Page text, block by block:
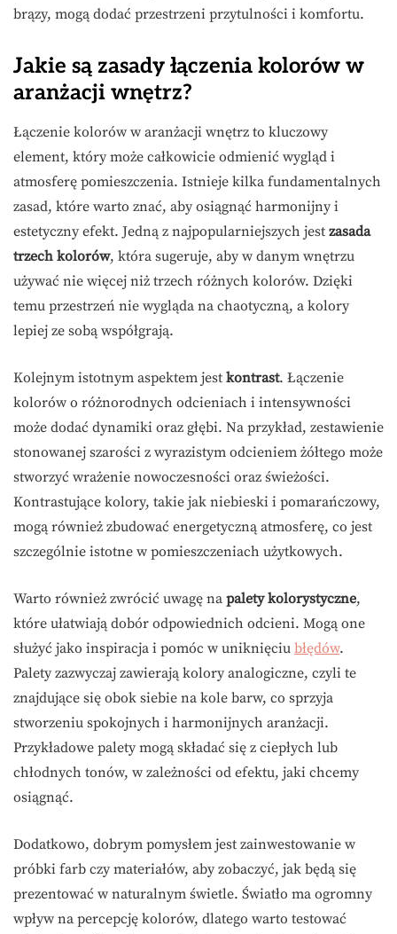
brązy, mogą dodać przestrzeni przytulności i komfortu.
Jakie są zasady łączenia kolorów w
aranżacji wnętrz?
Łączenie kolorów w aranżacji wnętrz to kluczowy
element, który może całkowicie odmienić wygląd i
atmosferę pomieszczenia. Istnieje kilka fundamentalnych
zasad, które warto znać, aby osiągnąć harmonijny i
estetyczny efekt. Jedną z najpopularniejszych jest zasada
trzech kolorów, która sugeruje, aby w danym wnętrzu
używać nie więcej niż trzech różnych kolorów. Dzięki
temu przestrzeń nie wygląda na chaotyczną, a kolory
lepiej ze sobą współgrają.
Kolejnym istotnym aspektem jest kontrast. Łączenie
kolorów o różnorodnych odcieniach i intensywności
może dodać dynamiki oraz głębi. Na przykład, zestawienie
stonowanej szarości z wyrazistym odcieniem żółtego może
stworzyć wrażenie nowoczesności oraz świeżości.
Kontrastujące kolory, takie jak niebieski i pomarańczowy,
mogą również zbudować energetyczną atmosferę, co jest
szczególnie istotne w pomieszczeniach użytkowych.
Warto również zwrócić uwagę na palety kolorystyczne,
które ułatwiają dobór odpowiednich odcieni. Mogą one
służyć jako inspiracja i pomóc w uniknięciu błędów.
Palety zazwyczaj zawierają kolory analogiczne, czyli te
znajdujące się obok siebie na kole barw, co sprzyja
stworzeniu spokojnych i harmonijnych aranżacji.
Przykładowe palety mogą składać się z ciepłych lub
chłodnych tonów, w zależności od efektu, jaki chcemy
osiągnąć.
Dodatkowo, dobrym pomysłem jest zainwestowanie w
próbki farb czy materiałów, aby zobaczyć, jak będą się
prezentować w naturalnym świetle. Światło ma ogromny
wpływ na percepcję kolorów, dlatego warto testować